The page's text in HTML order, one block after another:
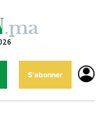
S'abonner